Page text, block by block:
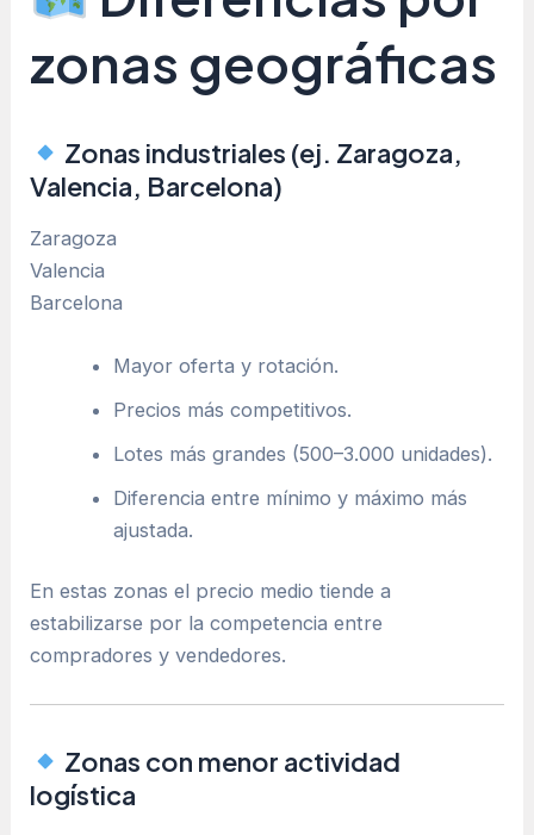
zonas geográficas
Zonas industriales (ej. Zaragoza,
Valencia, Barcelona)
Zaragoza
Valencia
Barcelona
Mayor oferta y rotación.
Precios más competitivos.
Lotes más grandes (500–3.000 unidades).
Diferencia entre mínimo y máximo más
ajustada.
En estas zonas el precio medio tiende a
estabilizarse por la competencia entre
compradores y vendedores.
Zonas con menor actividad
logística